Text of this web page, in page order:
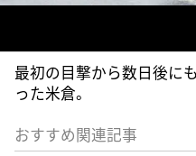
最初の目撃から数日後に
った米倉。
おすすめ関連記事